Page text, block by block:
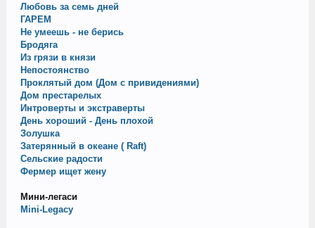
Любовь за семь дней
ГАРЕМ
Не умеешь - не берись
Бродяга
Из грязи в князи
Непостоянство
Проклятый дом (Дом с привидениями)
Дом престарелых
Интроверты и экстраверты
День хороший - День плохой
Золушка
Затерянный в океане ( Raft)
Сельские радости
Фермер ищет жену
Мини-легаси
Mini-Legacy